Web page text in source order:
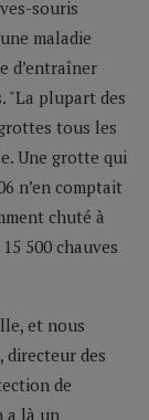
souris
maladie
d’entraîner
"La plupart des
tous les
Une grotte qui
n’en comptait
chuté à
500 chauves
et nous
directeur des
de
a là un